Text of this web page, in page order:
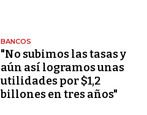
BANCOS
"No subimos las tasas y
aún así logramos unas
utilidades por $1,2
billones en tres años"